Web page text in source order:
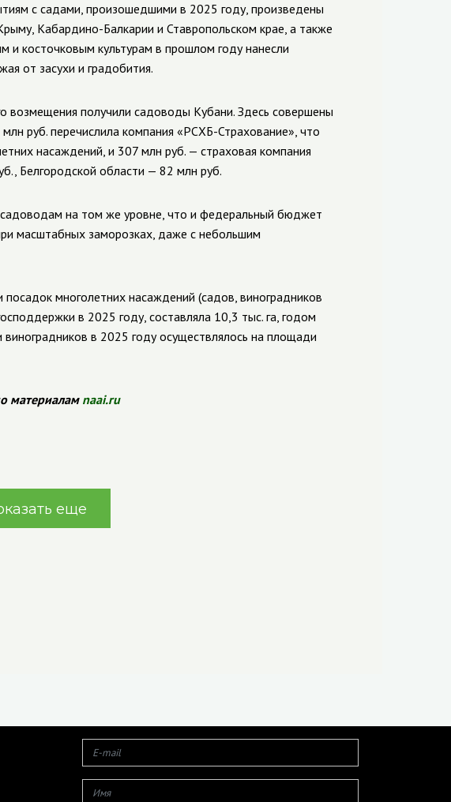
с садами, произошедшими в 2025 году, произведены
Кабардино-Балкарии и Ставропольском крае, а также
и косточковым культурам в прошлом году нанесли
от засухи и градобития.
возмещения получили садоводы Кубани. Здесь совершены
руб. перечислила компания «РСХБ-Страхование», что
насаждений, и 307 млн руб. — страховая компания
Белгородской области — 82 млн руб.
на том же уровне, что и федеральный бюджет
масштабных заморозках, даже с небольшим
многолетних насаждений (садов, виноградников
в 2025 году, составляла 10,3 тыс. га, годом
в 2025 году осуществлялось на площади
материалам naai.ru
еще